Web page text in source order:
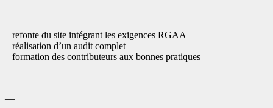
– refonte du site intégrant les exigences RGAA
– réalisation d’un audit complet
– formation des contributeurs aux bonnes pratiques
—